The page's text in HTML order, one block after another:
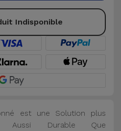
Indisponible
est une Solution plus
Aussi Durable Que